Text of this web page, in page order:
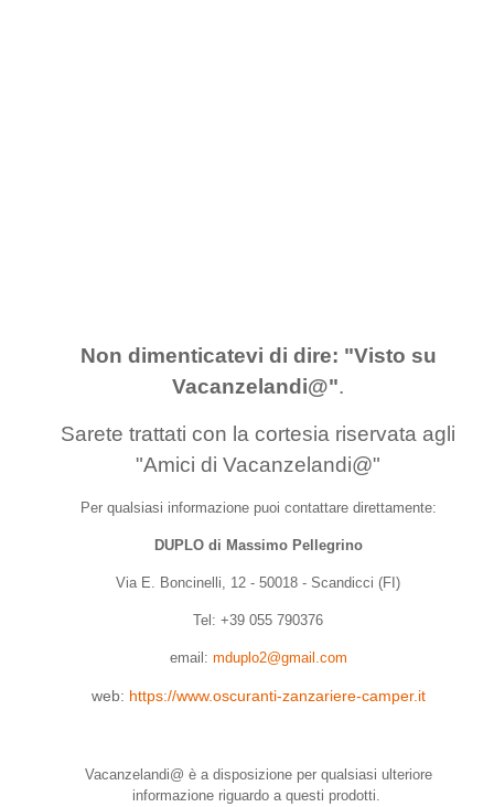
Non dimenticatevi di dire: "Visto su
Vacanzelandi@".
Sarete trattati con la cortesia riservata agli
"Amici di Vacanzelandi@"
Per qualsiasi informazione puoi contattare direttamente:
DUPLO di Massimo Pellegrino
Via E. Boncinelli, 12 - 50018 - Scandicci (FI)
Tel: +39 055 790376
email: mduplo2@gmail.com
web: https://www.oscuranti-zanzariere-camper.it
Vacanzelandi@ è a disposizione per qualsiasi ulteriore
informazione riguardo a questi prodotti.